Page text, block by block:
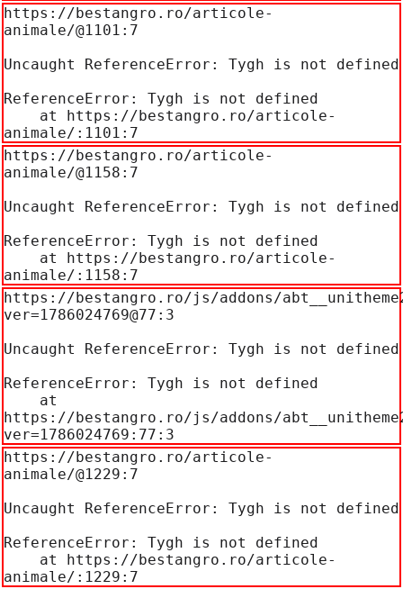
https://bestangro.ro/articole-
animale/@1101:7
Uncaught ReferenceError: Tygh is not defined
ReferenceError: Tygh is not defined
animale/:1101:7
https://bestangro.ro/articole-
animale/@1158:7
Uncaught ReferenceError: Tygh is not defined
ReferenceError: Tygh is not defined
animale/:1158:7
https://bestangro.ro/js/addons/
ver=1786024769@77:3
Uncaught ReferenceError: Tygh is not defined
ReferenceError: Tygh is not defined
https://bestangro.ro/js/addons/
ver=1786024769:77:3
https://bestangro.ro/articole-
animale/@1229:7
Uncaught ReferenceError: Tygh is not defined
ReferenceError: Tygh is not defined
animale/:1229:7